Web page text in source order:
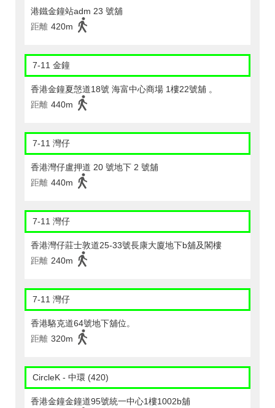
港鐵金鐘站adm 23 號舖
距離 420m
7-11 金鐘
香港金鐘夏愨道18號 海富中心商場 1樓22號舖 。
距離 440m
7-11 灣仔
香港灣仔盧押道 20 號地下 2 號舖
距離 440m
7-11 灣仔
香港灣仔莊士敦道25-33號長康大廈地下b舖及閣樓
距離 240m
7-11 灣仔
香港駱克道64號地下舖位。
距離 320m
CircleK - 中環 (420)
香港金鐘金鐘道95號統一中心1樓1002b舖